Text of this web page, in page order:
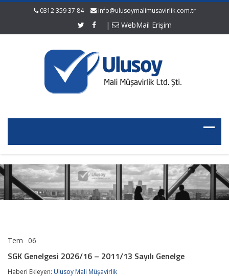
0312 359 37 84 info@ulusoymalimusavirlik.com.tr
| WebMail Erişim
Tem 06
2026/16
SGK Genelgesi 2026/16 – 2011/13 Sayılı Genelge
Haberi Ekleyen: Ulusoy Mali Müşavirlik